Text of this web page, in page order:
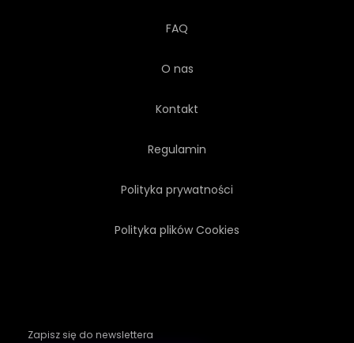
FAQ
O nas
Kontakt
Regulamin
Polityka prywatności
Polityka plików Cookies
Zapisz się do newslettera